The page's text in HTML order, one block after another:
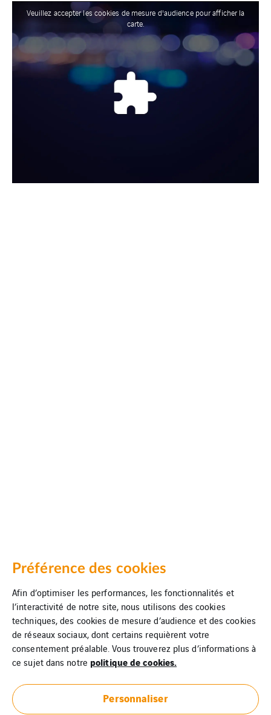
Veuillez accepter les cookies de mesure d'audience pour afficher la
carte.
Préférence des cookies
Afin d’optimiser les performances, les fonctionnalités et
l’interactivité de notre site, nous utilisons des cookies
techniques, des cookies de mesure d’audience et des cookies
de réseaux sociaux, dont certains requièrent votre
consentement préalable. Vous trouverez plus d’informations à
ce sujet dans notre politique de cookies.
Personnaliser